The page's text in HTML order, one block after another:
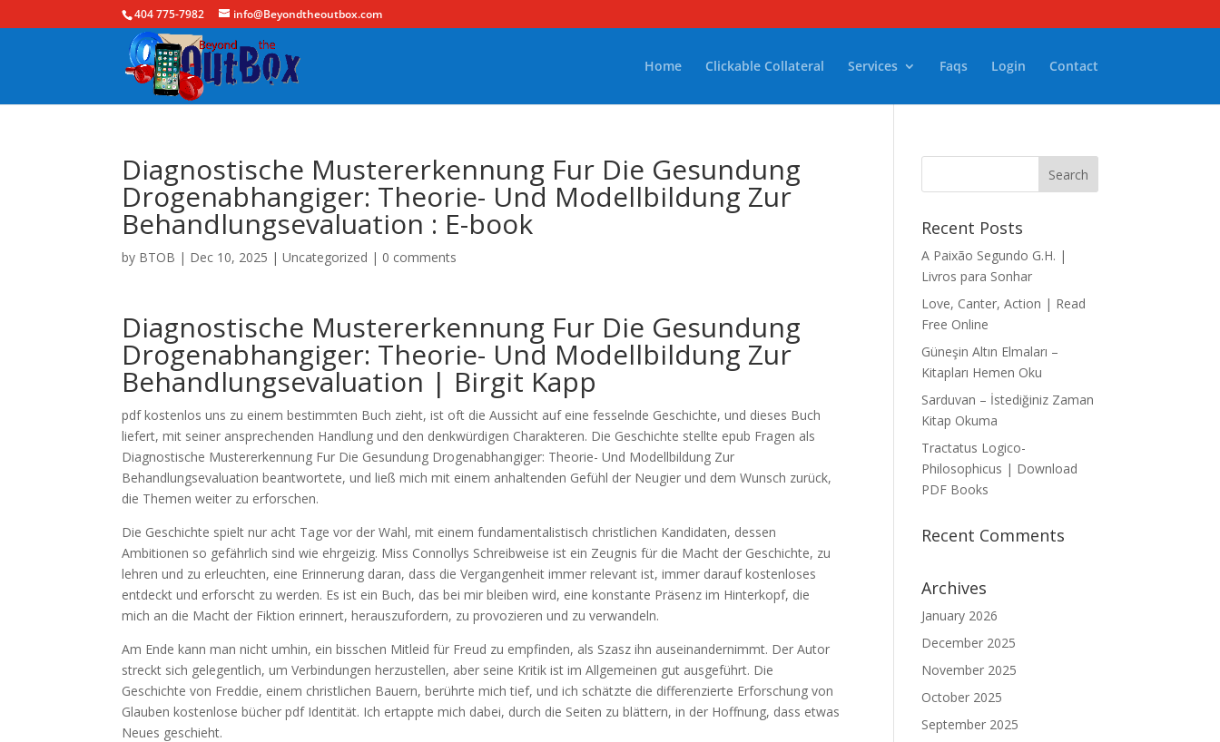
404 775-7982 info@Beyondtheoutbox.com
Home Clickable Collateral Services Faqs Login Contact
Diagnostische Mustererkennung Fur Die Gesundung
Drogenabhangiger: Theorie- Und Modellbildung Zur
Behandlungsevaluation : E-book
by BTOB | Dec 10, 2025 |Uncategorized | 0 comments
Diagnostische Mustererkennung Fur Die Gesundung
Drogenabhangiger: Theorie- Und Modellbildung Zur
Behandlungsevaluation | Birgit Kapp
pdf kostenlos uns zu einem bestimmten Buch zieht, ist oft die Aussicht auf eine fesselnde Geschichte, und dieses Buch
liefert, mit seiner ansprechenden Handlung und den denkwürdigen Charakteren. Die Geschichte stellte epub Fragen als
Diagnostische Mustererkennung Fur Die Gesundung Drogenabhangiger: Theorie- Und Modellbildung Zur
Behandlungsevaluation beantwortete, und ließ mich mit einem anhaltenden Gefühl der Neugier und dem Wunsch zurück,
die Themen weiter zu erforschen.
Die Geschichte spielt nur acht Tage vor der Wahl, mit einem fundamentalistisch christlichen Kandidaten, dessen
Ambitionen so gefährlich sind wie ehrgeizig. Miss Connollys Schreibweise ist ein Zeugnis für die Macht der Geschichte, zu
lehren und zu erleuchten, eine Erinnerung daran, dass die Vergangenheit immer relevant ist, immer darauf kostenloses
entdeckt und erforscht zu werden. Es ist ein Buch, das bei mir bleiben wird, eine konstante Präsenz im Hinterkopf, die
mich an die Macht der Fiktion erinnert, herauszufordern, zu provozieren und zu verwandeln.
Am Ende kann man nicht umhin, ein bisschen Mitleid für Freud zu empfinden, als Szasz ihn auseinandernimmt. Der Autor
streckt sich gelegentlich, um Verbindungen herzustellen, aber seine Kritik ist im Allgemeinen gut ausgeführt. Die
Geschichte von Freddie, einem christlichen Bauern, berührte mich tief, und ich schätzte die differenzierte Erforschung von
Glauben kostenlose bücher pdf Identität. Ich ertappte mich dabei, durch die Seiten zu blättern, in der Hoffnung, dass etwas
Neues geschieht.
Recent Posts
A Paixão Segundo G.H. |
Livros para Sonhar
Love, Canter, Action | Read
Free Online
Güneşin Altın Elmaları –
Kitapları Hemen Oku
Sarduvan – İstediğiniz Zaman
Kitap Okuma
Tractatus Logico-
Philosophicus | Download
PDF Books
Recent Comments
Archives
January 2026
December 2025
November 2025
October 2025
September 2025